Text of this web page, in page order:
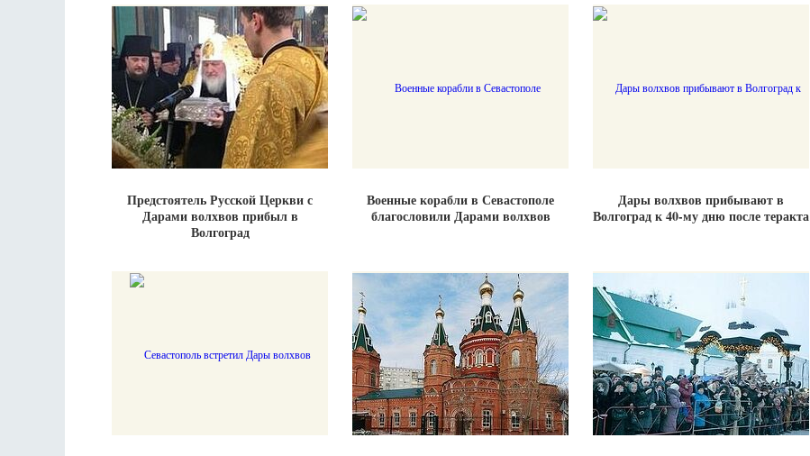
Предстоятель Русской Церкви с
Дарами волхвов прибыл в
Волгоград
Военные корабли в Севастополе
благословили Дарами волхвов
Дары волхвов прибывают в
Волгоград к 40-му дню после теракта